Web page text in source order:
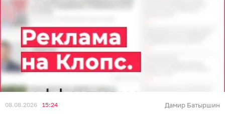
08.08.2026 15:24 Дамир Батыршин